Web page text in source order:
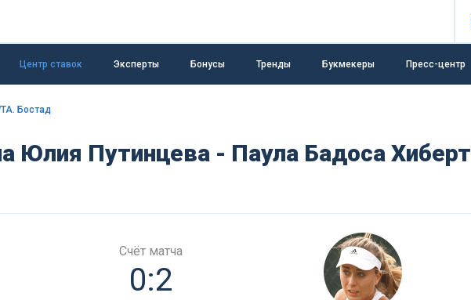
Центр ставок Эксперты Бонусы Тренды Букмекеры Пресс-центр
Бостад
Юлия Путинцева - Паула Бадоса Хиберт
Счёт матча
0:2